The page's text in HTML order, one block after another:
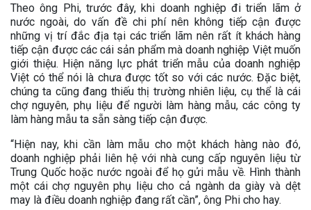
Theo ông Phi, trước đây, khi doanh nghiệp đi triển lãm ở
nước ngoài, do vấn đề chi phí nên không tiếp cận được
những vị trí đắc địa tại các triển lãm nên rất ít khách hàng
tiếp cận được các cái sản phẩm mà doanh nghiệp Việt muốn
giới thiệu. Hiện năng lực phát triển mẫu của doanh nghiệp
Việt có thể nói là chưa được tốt so với các nước. Đặc biệt,
chúng ta cũng đang thiếu thị trường nhiên liệu, cụ thể là cái
chợ nguyên, phụ liệu để người làm hàng mẫu, các công ty
làm hàng mẫu ta sẵn sàng tiếp cận được.
“Hiện nay, khi cần làm mẫu cho một khách hàng nào đó,
doanh nghiệp phải liên hệ với nhà cung cấp nguyên liệu từ
Trung Quốc hoặc nước ngoài để họ gửi mẫu về. Hình thành
một cái chợ nguyên phụ liệu cho cả ngành da giày và dệt
may là điều doanh nghiệp đang rất cần”, ông Phi cho hay.